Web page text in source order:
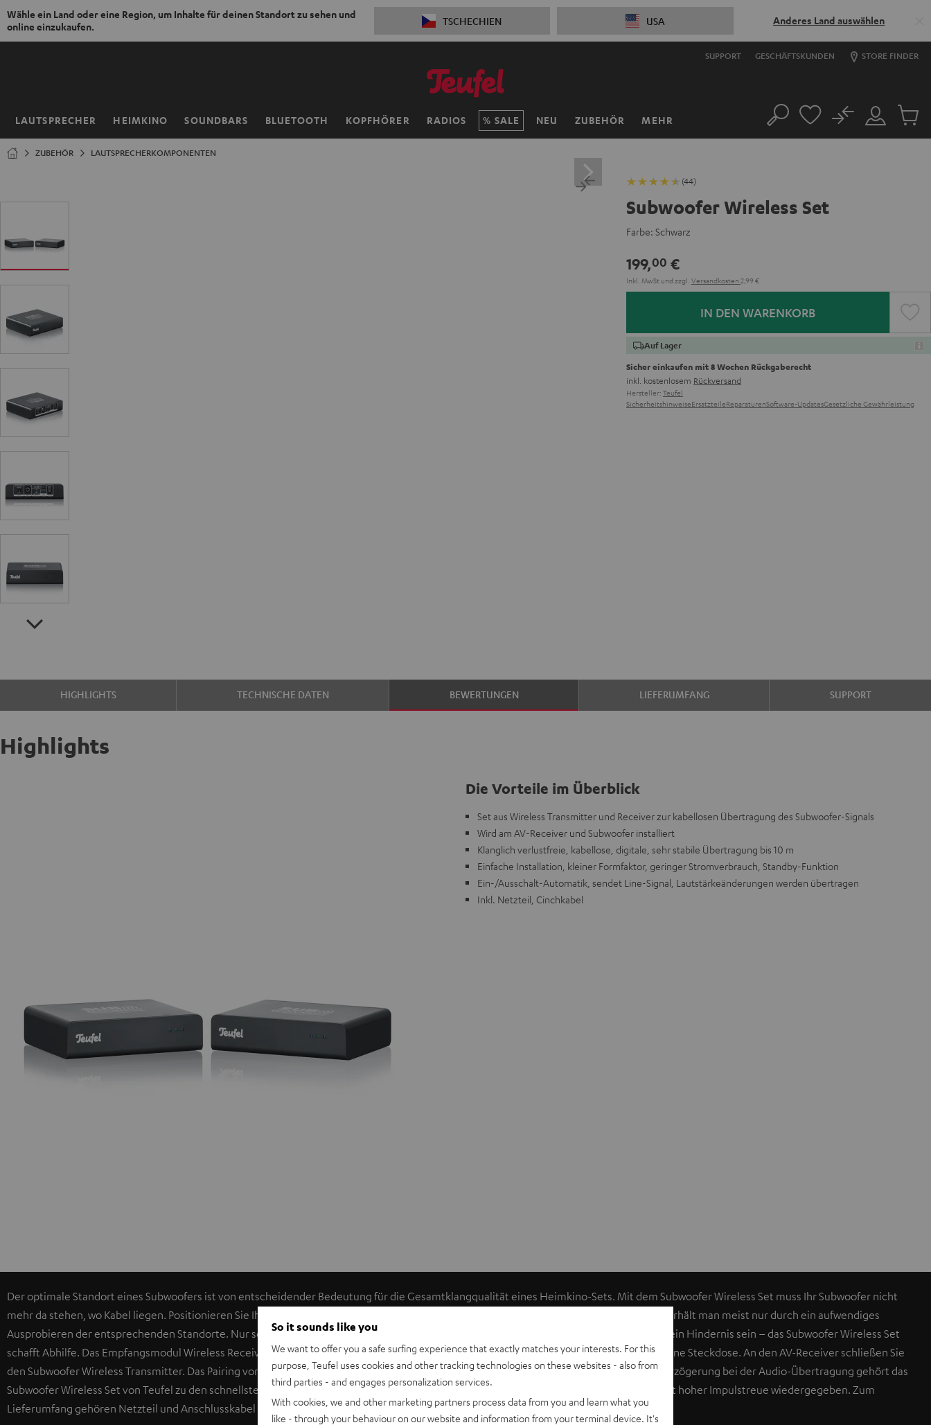
Wähle ein Land oder eine Region, um Inhalte für deinen Standort zu sehen und
online einzukaufen.
TSCHECHIEN USA Anderes Land auswählen
ZUM
SUPPORT GESCHÄFTSKUNDEN STORE FINDER
LAUTSPRECHER HEIMKINO SOUNDBARS BLUETOOTH KOPFHÖRER RADIOS SALE NEU ZUBEHÖR MEHR
Startseite Suche
Mein
Konto
No
Artikel
ZUBEHÖR LAUTSPRECHERKOMPONENTEN
(44)
Subwoofer Wireless Set
Farbe: Schwarz
199,00 €
Inkl. MwSt und zzgl. Versandkosten 2,99 €
IN DEN WARENKORB
Auf Lager
Sicher einkaufen mit 8 Wochen Rückgaberecht
inkl. kostenlosem Rückversand
Hersteller: Teufel
SicherheitshinweiseErsatzteileReparaturenSoftware-UpdatesGesetzliche Gewährleistung
HIGHLIGHTS TECHNISCHE DATEN BEWERTUNGEN LIEFERUMFANG SUPPORT
Highlights
Die Vorteile im Überblick
Set aus Wireless Transmitter und Receiver zur kabellosen Übertragung des Subwoofer-Signals
Wird am AV-Receiver und Subwoofer installiert
Klanglich verlustfreie, kabellose, digitale, sehr stabile Übertragung bis 10 m
Einfache Installation, kleiner Formfaktor, geringer Stromverbrauch, Standby-Funktion
Ein-/Ausschalt-Automatik, sendet Line-Signal, Lautstärkeänderungen werden übertragen
Inkl. Netzteil, Cinchkabel
Der optimale Standort eines Subwoofers ist von entscheidender Bedeutung für die Gesamtklangqualität eines Heimkino-Sets. Mit dem Subwoofer Wireless Set muss Ihr Subwoofer nicht
mehr da stehen, wo Kabel liegen. Positionieren Sie Ihren Subwoofer dort, wo eine optimale Klangqualität erreicht wird. Die beste Position erhält man meist nur durch ein aufwendiges
Ausprobieren der entsprechenden Standorte. Nur so lassen sich störende Reflexionen oder Raummoden vermeiden. Kabel können dabei ein Hindernis sein – das Subwoofer Wireless Set
schafft Abhilfe. Das Empfangsmodul Wireless Receiver schließen Sie an den Subwoofer-Eingang. Das Netzteil stecken Sie in eine vorhandene Steckdose. An den AV-Receiver schließen Sie
den Subwoofer Wireless Transmitter. Das Pairing von Receiver und Transmitter erfolgt automatisch in Sekunden. Mit weniger als 20 ms Verzögerung bei der Audio-Übertragung gehört das
Subwoofer Wireless Set von Teufel zu den schnellsten überhaupt. Die Übertragung erfolgt verlustfrei. Der Bass wird sauber, präzise und mit hoher Impulstreue wiedergegeben. Zum
Lieferumfang gehören Netzteil und Anschlusskabel zum Anschluss am AV-Receiver.
So it sounds like you
We want to offer you a safe surfing experience that exactly matches your interests. For this
purpose, Teufel uses cookies and other tracking technologies on these websites - also from
third parties - and engages personalization services.
With cookies, we and other marketing partners process data from you and learn what you
like - through your behaviour on our website and information from your terminal device. It's